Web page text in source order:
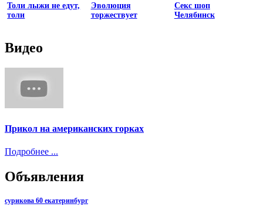
Толи лыжи не едут,
толи
Эволюция
торжествует
Секс шоп
Челябинск
Видео
Прикол на американских горках
Подробнее ...
Объявления
сурикова 60 екатеринбург